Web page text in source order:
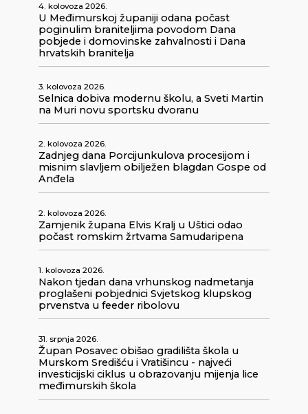
4. kolovoza 2026.
U Međimurskoj županiji odana počast
poginulim braniteljima povodom Dana
pobjede i domovinske zahvalnosti i Dana
hrvatskih branitelja
3. kolovoza 2026.
Selnica dobiva modernu školu, a Sveti Martin
na Muri novu sportsku dvoranu
2. kolovoza 2026.
Zadnjeg dana Porcijunkulova procesijom i
misnim slavljem obilježen blagdan Gospe od
Anđela
2. kolovoza 2026.
Zamjenik župana Elvis Kralj u Uštici odao
počast romskim žrtvama Samudaripena
1. kolovoza 2026.
Nakon tjedan dana vrhunskog nadmetanja
proglašeni pobjednici Svjetskog klupskog
prvenstva u feeder ribolovu
31. srpnja 2026.
Župan Posavec obišao gradilišta škola u
Murskom Središću i Vratišincu - najveći
investicijski ciklus u obrazovanju mijenja lice
međimurskih škola